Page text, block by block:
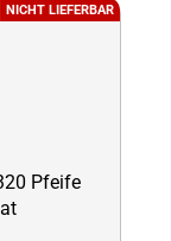
NICHT LIEFERBAR